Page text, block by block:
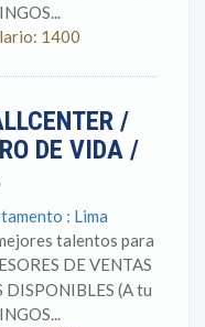
1400
/
DE VIDA /
: Lima
talentos para
DE VENTAS
DISPONIBLES (A tu